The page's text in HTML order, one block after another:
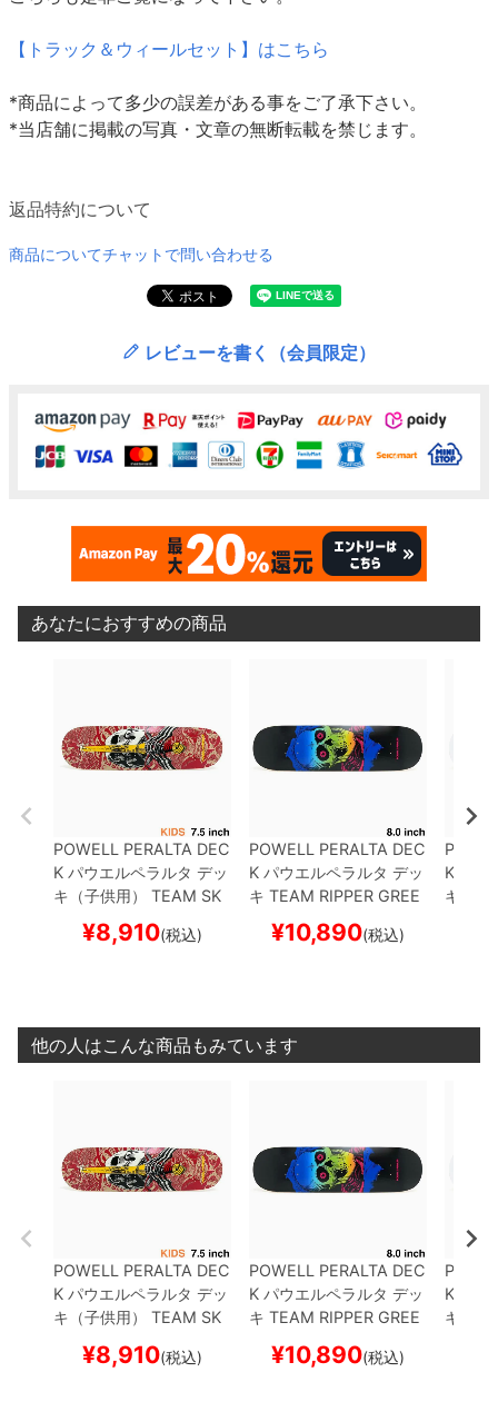
【トラック＆ウィールセット】はこちら
*商品によって多少の誤差がある事をご了承下さい。
*当店舗に掲載の写真・文章の無断転載を禁じます。
返品特約について
商品についてチャットで問い合わせる
レビューを書く（会員限定）
あなたにおすすめの商品
POWELL PERALTA DEC
K パウエルペラルタ デッ
キ（子供用）
TEAM SK
ULL & SWORD KHAKI/B
URGUNDY 7.5スケート
¥8,910(税込)
POWELL PERALTA DEC
K パウエルペラルタ デッ
キ TEAM RIPPER GREE
N/BLUE FADE 8.0
ートボード スケボー
¥10,890(税込)
K
キ
他の人はこんな商品もみています
POWELL PERALTA DEC
K パウエルペラルタ デッ
キ（子供用）
TEAM SK
URGUNDY 7.5スケート
¥8,910(税込)
POWELL PERALTA DEC
K パウエルペラルタ デッ
キ TEAM RIPPER GREE
ートボード スケボー
¥10,890(税込)
K
キ